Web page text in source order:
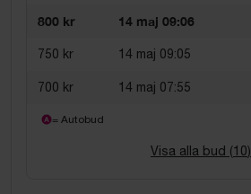
800 kr 14 maj 09:06
750 kr 14 maj 09:05
700 kr 14 maj 07:55
= Autobud
Visa alla bud (10)